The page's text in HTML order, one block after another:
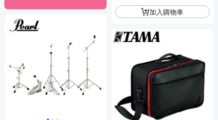
加入購物車